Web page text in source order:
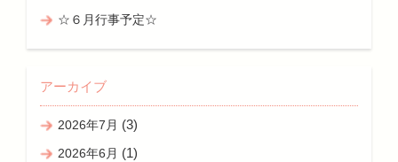
☆６月行事予定☆
アーカイブ
2026年7月 (3)
2026年6月 (1)